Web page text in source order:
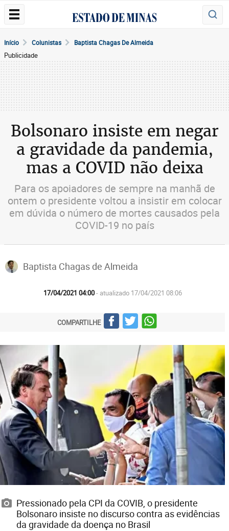
Início Colunistas Baptista Chagas De Almeida
Publicidade
Bolsonaro insiste em negar
a gravidade da pandemia,
mas a COVID não deixa
Para os apoiadores de sempre na manhã de
ontem o presidente voltou a insistir em colocar
em dúvida o número de mortes causados pela
COVID-19 no país
Baptista Chagas de Almeida
17/04/2021 04:00- atualizado 17/04/2021 08:06
COMPARTILHE
Pressionado pela CPI da COVIB, o presidente
Bolsonaro insiste no discurso contra as evidências
da gravidade da doença no Brasil